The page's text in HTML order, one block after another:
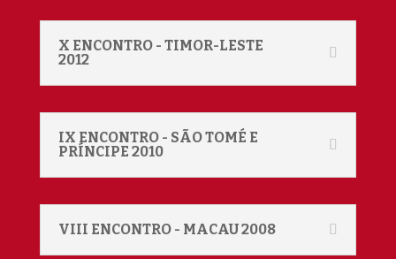
X ENCONTRO - TIMOR-LESTE
2012
IX ENCONTRO - SÃO TOMÉ E
PRÍNCIPE 2010
VIII ENCONTRO - MACAU 2008